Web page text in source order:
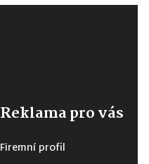
Reklama pro vás
Firemní profil